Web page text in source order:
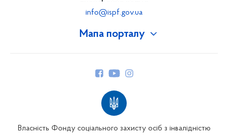
Мапа порталу
info@ispf.gov.ua
Власність Фонду соціального захисту осіб з інвалідністю